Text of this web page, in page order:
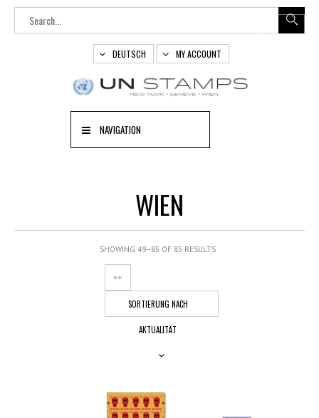
DEUTSCH MY ACCOUNT
NAVIGATION
WIEN
SHOWING 49–85 OF 85 RESULTS
SORTIERUNG NACH
AKTUALITÄT